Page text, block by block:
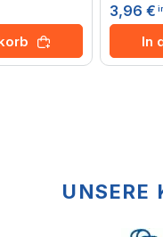
3,96 €
In
UNSERE